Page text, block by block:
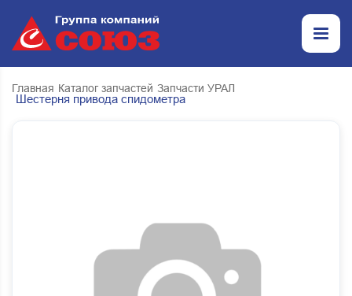
Главная Каталог запчастей Запчасти УРАЛ
Шестерня привода спидометра